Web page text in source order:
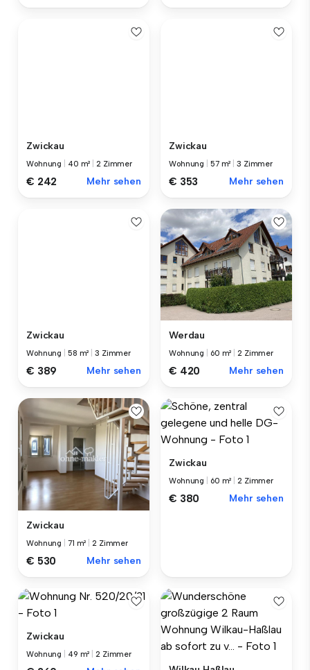
Zwickau
Wohnung 40 m² |2 Zimmer
€ 242 Mehr sehen
Zwickau
Wohnung 57 m² |3 Zimmer
€ 353 Mehr sehen
Zwickau
Wohnung 58 m² |3 Zimmer
€ 389 Mehr sehen
Werdau
Wohnung 60 m² |2 Zimmer
€ 420 Mehr sehen
Zwickau
Wohnung 71 m² |2 Zimmer
€ 530 Mehr sehen
Zwickau
Wohnung 60 m² |2 Zimmer
€ 380 Mehr sehen
Zwickau
Wohnung 49 m² |2 Zimmer